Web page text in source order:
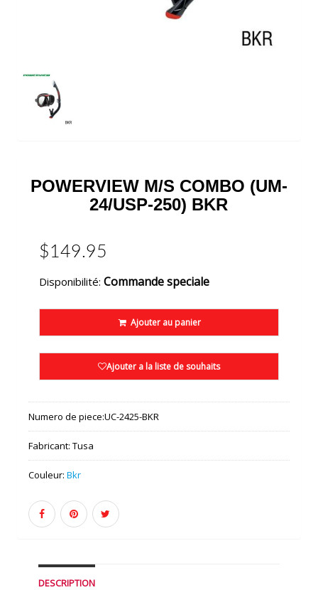
POWERVIEW M/S COMBO (UM-
24/USP-250) BKR
$149.95
Disponibilité: Commande speciale
Ajouter au panier
Ajouter a la liste de souhaits
Numero de piece:UC-2425-BKR
Fabricant: Tusa
Couleur: Bkr
DESCRIPTION